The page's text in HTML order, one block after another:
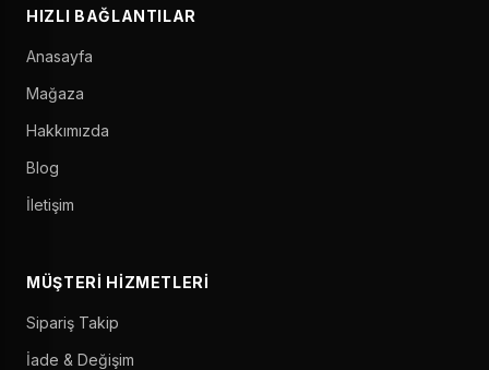
HIZLI BAĞLANTILAR
Anasayfa
Mağaza
Hakkımızda
Blog
İletişim
MÜŞTERI HIZMETLERI
Sipariş Takip
İade & Değişim